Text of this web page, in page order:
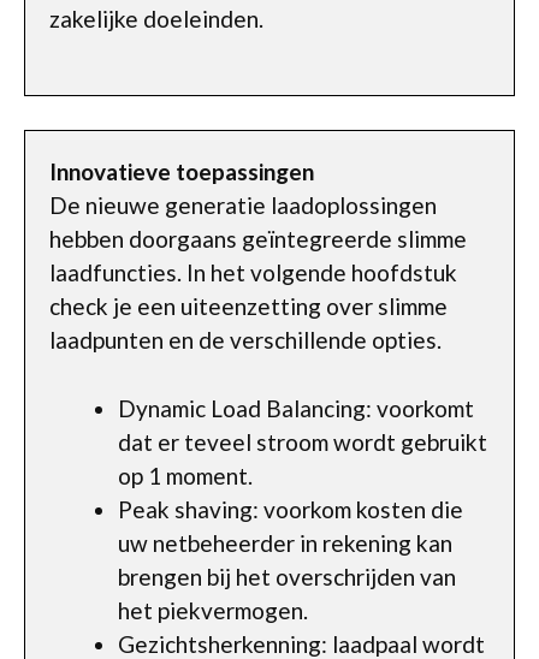
zakelijke doeleinden.
Innovatieve toepassingen
De nieuwe generatie laadoplossingen
hebben doorgaans geïntegreerde slimme
laadfuncties. In het volgende hoofdstuk
check je een uiteenzetting over slimme
laadpunten en de verschillende opties.
Dynamic Load Balancing: voorkomt
dat er teveel stroom wordt gebruikt
op 1 moment.
Peak shaving: voorkom kosten die
uw netbeheerder in rekening kan
brengen bij het overschrijden van
het piekvermogen.
Gezichtsherkenning: laadpaal wordt